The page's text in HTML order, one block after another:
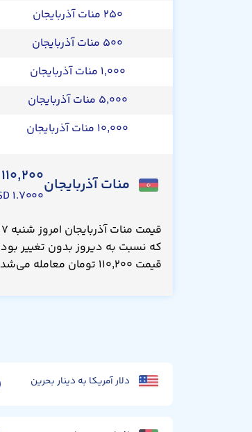
۲۵۰ منات آذربایجان
۵۰۰ منات آذربایجان
۱,۰۰۰ منات آذربایجان
۵,۰۰۰ منات آذربایجان
۱۰,۰۰۰ منات آذربایجان
منات آذربایجان۱۱۰,۲۰۰
۱.۷۰۰۰ USD
که نسبت به دیروز بدون تغییر
قیمت ۱۱۰,۲۰۰ تومان معامله می‌شد.
دلار آمریکا به دینار بحرین